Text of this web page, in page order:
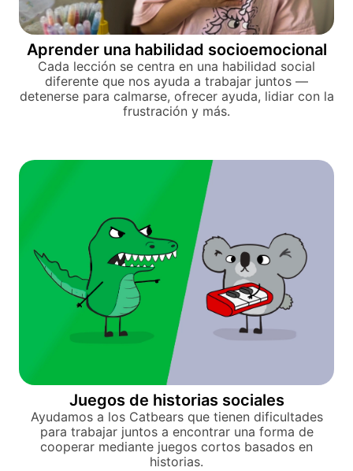
Aprender una habilidad socioemocional
Cada lección se centra en una habilidad social
diferente que nos ayuda a trabajar juntos —
detenerse para calmarse, ofrecer ayuda, lidiar con la
frustración y más.
Juegos de historias sociales
Ayudamos a los Catbears que tienen dificultades
para trabajar juntos a encontrar una forma de
cooperar mediante juegos cortos basados en
historias.